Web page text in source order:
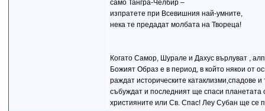
само Тангра-Челбир –
изпратете при Всевишния най-умните,
нека те предадат молбата на Твореца!
Когато Самор, Шурале и Дахус върлуват ,
Божият Образ е в период, в който някои от
раждат историческите катаклизми,спадове
събуждат и последният ще спаси
християните или Св. Спас! Леу Субан ще се